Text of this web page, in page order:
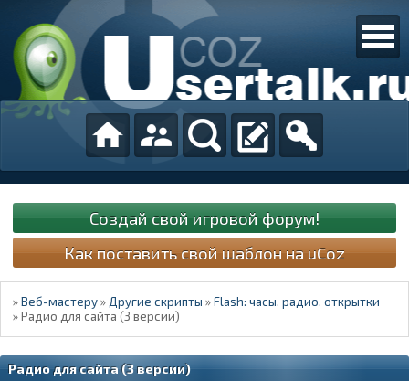
Создай свой игровой форум!
Как поставить свой шаблон на uCoz
»Веб-мастеру »Другие скрипты »Flash: часы, радио, открытки
»Радио для сайта (3 версии)
Радио для сайта (3 версии)